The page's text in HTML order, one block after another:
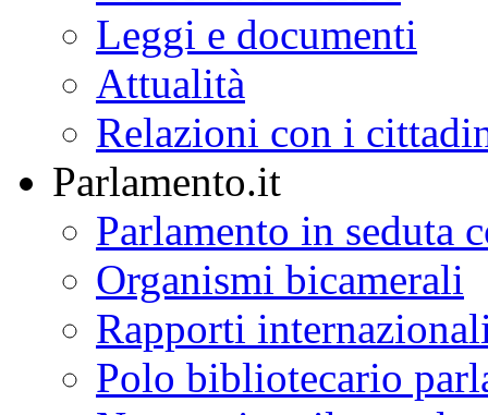
Leggi e documenti
Attualità
Relazioni con i
Parlamento.it
Parlamento in seduta
Organismi bicamerali
Rapporti
Polo bibliotecario